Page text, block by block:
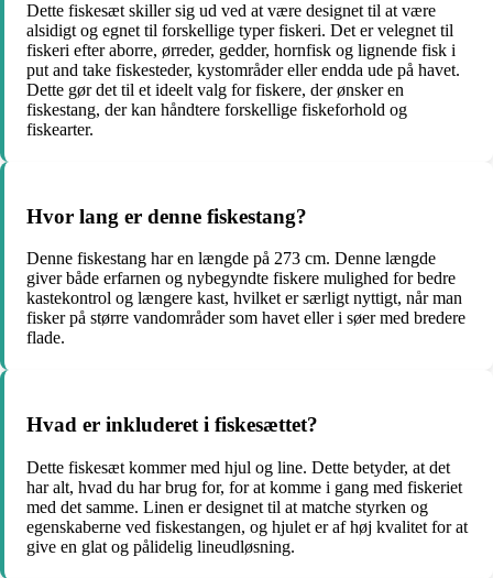
Dette fiskesæt skiller sig ud ved at være designet til at være
alsidigt og egnet til forskellige typer fiskeri. Det er velegnet til
fiskeri efter aborre, ørreder, gedder, hornfisk og lignende fisk i
put and take fiskesteder, kystområder eller endda ude på havet.
Dette gør det til et ideelt valg for fiskere, der ønsker en
fiskestang, der kan håndtere forskellige fiskeforhold og
fiskearter.
Hvor lang er denne fiskestang?
Denne fiskestang har en længde på 273 cm. Denne længde
giver både erfarnen og nybegyndte fiskere mulighed for bedre
kastekontrol og længere kast, hvilket er særligt nyttigt, når man
fisker på større vandområder som havet eller i søer med bredere
flade.
Hvad er inkluderet i fiskesættet?
Dette fiskesæt kommer med hjul og line. Dette betyder, at det
har alt, hvad du har brug for, for at komme i gang med fiskeriet
med det samme. Linen er designet til at matche styrken og
egenskaberne ved fiskestangen, og hjulet er af høj kvalitet for at
give en glat og pålidelig lineudløsning.